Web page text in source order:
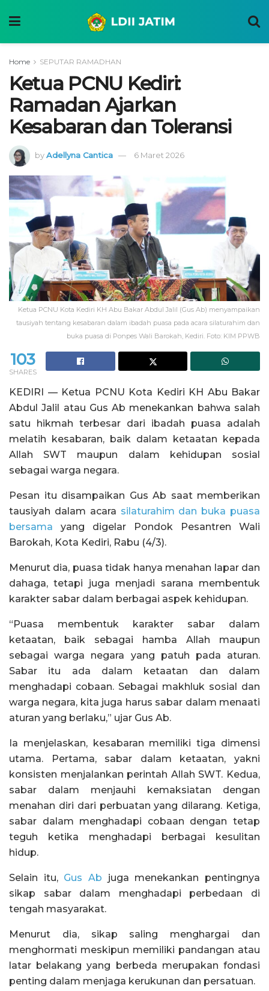
Home SEPUTAR RAMADHAN
Ketua PCNU Kediri:
Ramadan Ajarkan
Kesabaran dan Toleransi
byAdellyna Cantica 6 Maret 2026
Ketua PCNU Kota Kediri KH Abu Bakar Abdul Jalil (Gus Ab) menyampaikan
tausiyah tentang kesabaran dalam ibadah puasa pada acara silaturahim dan
buka puasa di Ponpes Wali Barokah, Kediri. Foto: KIM PPWB
103
SHARES
KEDIRI — Ketua PCNU Kota Kediri KH Abu Bakar
Abdul Jalil atau Gus Ab menekankan bahwa salah
satu hikmah terbesar dari ibadah puasa adalah
melatih kesabaran, baik dalam ketaatan kepada
Allah SWT maupun dalam kehidupan sosial
sebagai warga negara.
Pesan itu disampaikan Gus Ab saat memberikan
tausiyah dalam acara silaturahim dan buka puasa
bersama yang digelar Pondok Pesantren Wali
Barokah, Kota Kediri, Rabu (4/3).
Menurut dia, puasa tidak hanya menahan lapar dan
dahaga, tetapi juga menjadi sarana membentuk
karakter sabar dalam berbagai aspek kehidupan.
“Puasa membentuk karakter sabar dalam
ketaatan, baik sebagai hamba Allah maupun
sebagai warga negara yang patuh pada aturan.
Sabar itu ada dalam ketaatan dan dalam
menghadapi cobaan. Sebagai makhluk sosial dan
warga negara, kita juga harus sabar dalam menaati
aturan yang berlaku,” ujar Gus Ab.
Ia menjelaskan, kesabaran memiliki tiga dimensi
utama. Pertama, sabar dalam ketaatan, yakni
konsisten menjalankan perintah Allah SWT. Kedua,
sabar dalam menjauhi kemaksiatan dengan
menahan diri dari perbuatan yang dilarang. Ketiga,
sabar dalam menghadapi cobaan dengan tetap
teguh ketika menghadapi berbagai kesulitan
hidup.
Selain itu, Gus Ab juga menekankan pentingnya
sikap sabar dalam menghadapi perbedaan di
tengah masyarakat.
Menurut dia, sikap saling menghargai dan
menghormati meskipun memiliki pandangan atau
latar belakang yang berbeda merupakan fondasi
penting dalam menjaga kerukunan dan persatuan.